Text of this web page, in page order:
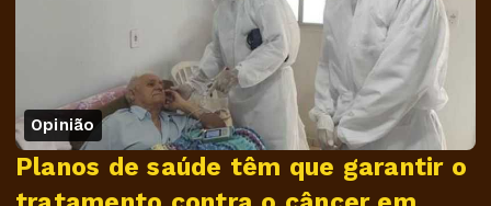
Opinião
Planos de saúde têm que garantir o